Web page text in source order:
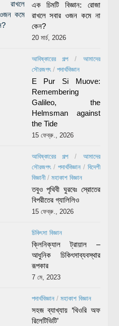
এক চিমটি বিজ্ঞান: রোজা
রাখলে সবার ওজন কমে না
কেন?
20 মার্চ, 2026
আবিষ্কারের গল্প/ আমাদের
সৌরজগৎ/ পদার্থবিজ্ঞান
E Pur Si Muove:
Remembering
Galileo, the
Helmsman against
the Tide
15 ফেব্রু., 2026
আবিষ্কারের গল্প/ আমাদের
সৌরজগৎ/ পদার্থবিজ্ঞান/ বিদেশী
বিজ্ঞানী/ মহাকাশ বিজ্ঞান
তবুও পৃথিবী ঘুরবেঃ স্রোতের
বিপরীতের গ্যালিলিও
15 ফেব্রু., 2026
চিকিৎসা বিজ্ঞান
ক্লিনিক্যাল ট্রায়াল –
আধুনিক চিকিৎসাব্যবস্থার
রূপকার
7 মে, 2023
পদার্থবিজ্ঞান/ মহাকাশ বিজ্ঞান
সহজ ব্যাখ্যায় ‘থিওরি অফ
রিলেটিভিটি’